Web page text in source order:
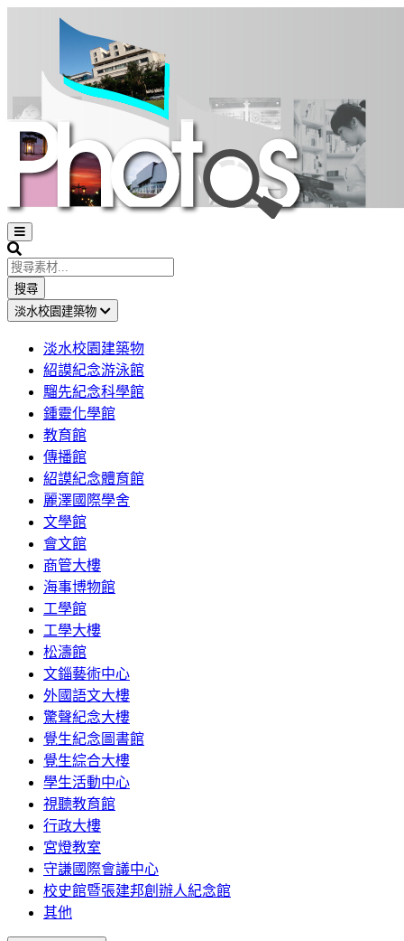
Open
sidebar
Search
搜尋
淡水校園建築物
淡水校園建築物
紹謨紀念游泳館
騮先紀念科學館
鍾靈化學館
教育館
傳播館
紹謨紀念體育館
麗澤國際學舍
文學館
會文館
商管大樓
海事博物館
工學館
工學大樓
松濤館
文錙藝術中心
外國語文大樓
驚聲紀念大樓
覺生紀念圖書館
覺生綜合大樓
學生活動中心
視聽教育館
行政大樓
宮燈教室
守謙國際會議中心
校史館暨張建邦創辦人紀念館
其他